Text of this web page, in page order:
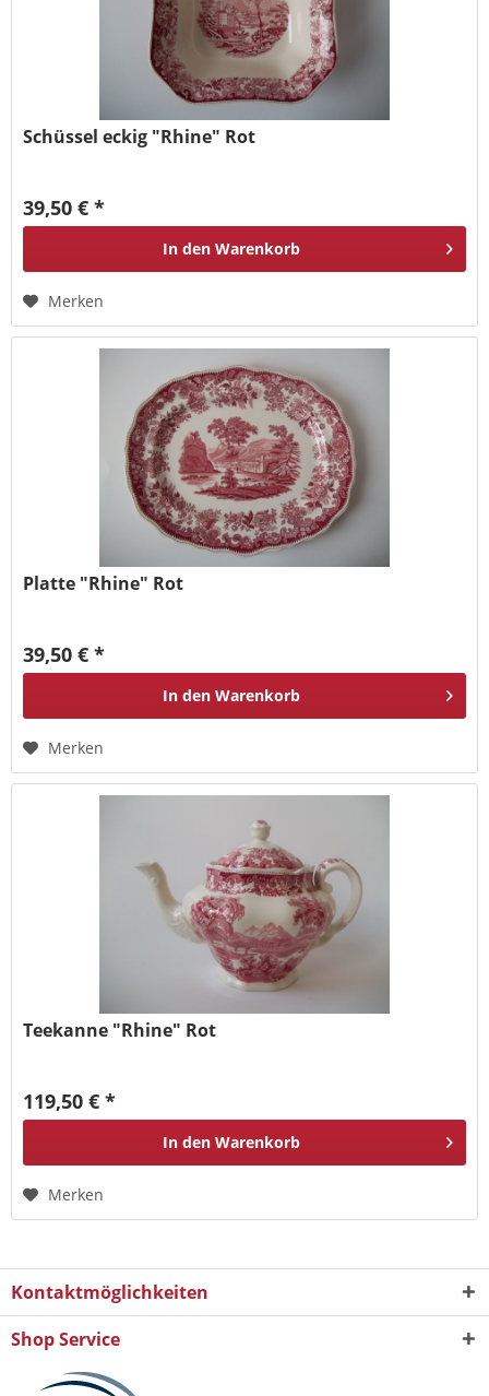
Schüssel eckig "Rhine" Rot
39,50 € *
In den Warenkorb
Merken
Platte "Rhine" Rot
39,50 € *
In den Warenkorb
Merken
Teekanne "Rhine" Rot
119,50 € *
In den Warenkorb
Merken
Kontaktmöglichkeiten
Shop Service